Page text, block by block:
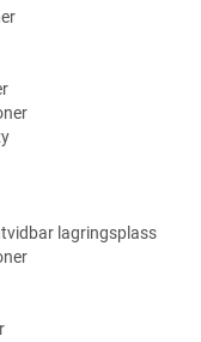
lagringsplass